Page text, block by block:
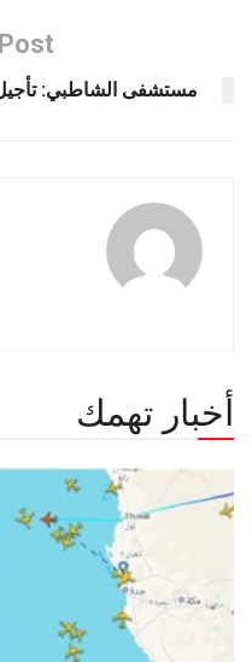
مستشفى الشاطبي: تأجيل
أخبار تهمك